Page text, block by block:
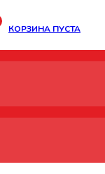
КОРЗИНА ПУСТА